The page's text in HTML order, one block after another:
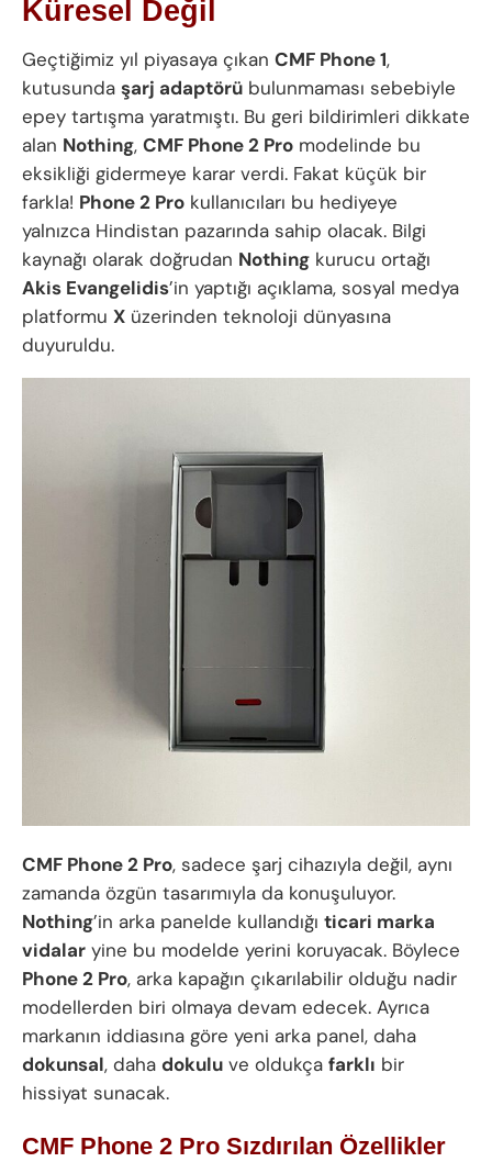
Küresel Değil
Geçtiğimiz yıl piyasaya çıkan CMF Phone 1,
kutusunda şarj adaptörü bulunmaması sebebiyle
epey tartışma yaratmıştı. Bu geri bildirimleri dikkate
alan Nothing, CMF Phone 2 Pro modelinde bu
eksikliği gidermeye karar verdi. Fakat küçük bir
farkla! Phone 2 Pro kullanıcıları bu hediyeye
yalnızca Hindistan pazarında sahip olacak. Bilgi
kaynağı olarak doğrudan Nothing kurucu ortağı
Akis Evangelidis’in yaptığı açıklama, sosyal medya
platformu X üzerinden teknoloji dünyasına
duyuruldu.
CMF Phone 2 Pro, sadece şarj cihazıyla değil, aynı
zamanda özgün tasarımıyla da konuşuluyor.
Nothing’in arka panelde kullandığı ticari marka
vidalar yine bu modelde yerini koruyacak. Böylece
Phone 2 Pro, arka kapağın çıkarılabilir olduğu nadir
modellerden biri olmaya devam edecek. Ayrıca
markanın iddiasına göre yeni arka panel, daha
dokunsal, daha dokulu ve oldukça farklı bir
hissiyat sunacak.
CMF Phone 2 Pro Sızdırılan Özellikler